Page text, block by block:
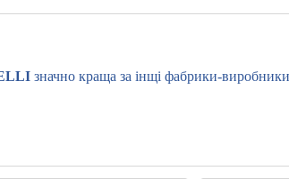
значно краща за інщі фабрики-